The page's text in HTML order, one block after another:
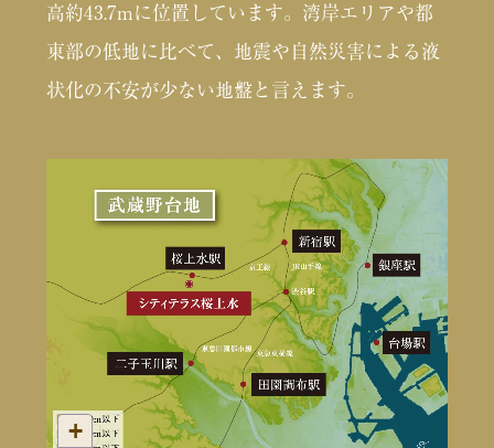
高約43.7mに位置しています。湾岸エリアや都
東部の低地に比べて、地震や自然災害による液
状化の不安が少ない地盤と言えます。
+